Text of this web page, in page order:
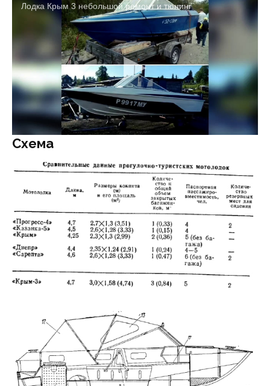
Лодка Крым 3 небольшой ремонт и тюнинг
Схема